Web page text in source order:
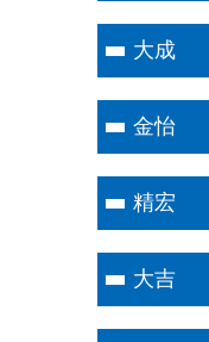
大成
金怡
精宏
大吉